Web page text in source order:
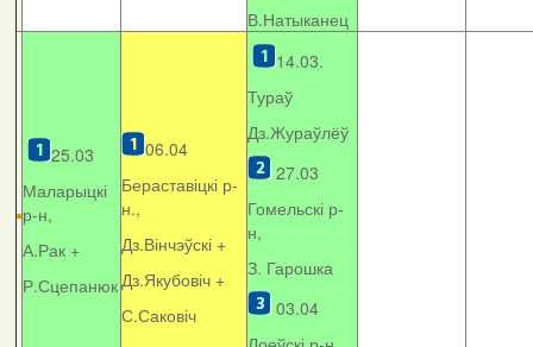
В.Натыканец
25.03
Маларыцкі
р-н,
А.Рак +
Р.Сцепанюк
06.04
Бераставіцкі р-
н.,
Дз.Вінчэўскі +
Дз.Якубовіч +
С.Саковіч
14.03.
Тураў
Дз.Жураўлёў
27.03
Гомельскі р-
н,
З. Гарошка
03.04